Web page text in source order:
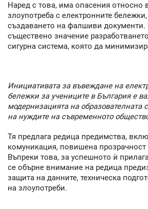
Наред с това, има опасения относно
злоупотреба с електронните
създаването на фалшиви документи.
съществено значение
сигурна система, която да
Инициативата за въвеждане на
бележки за учениците в България е
модернизацията на образователната
на нуждите на съвременното
Тя предлага редица предимства,
комуникация, повишена прозрачност
Въпреки това, за успешното ѝ
се обърне внимание на редица
защита на данните, техническа
на злоупотреби.